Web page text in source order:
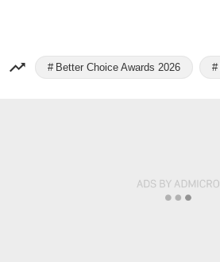
Better Choice Awards 2026